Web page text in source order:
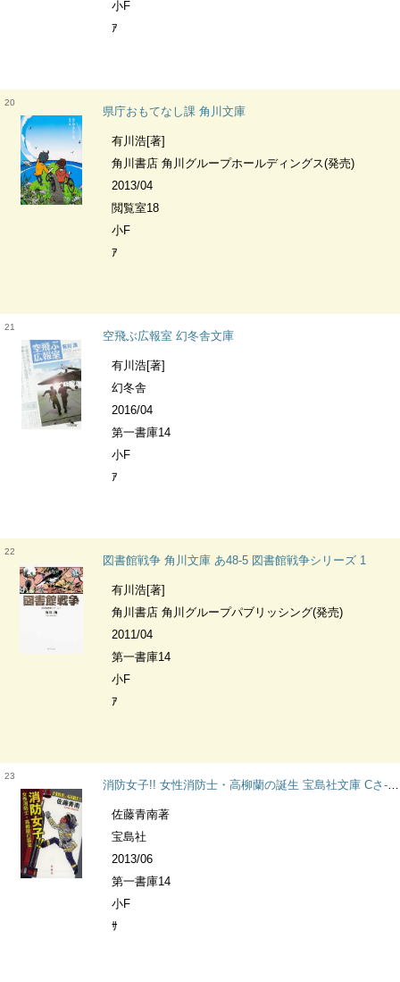
小F
ｱ
20
県庁おもてなし課 角川文庫
有川浩[著]
角川書店 角川グループホールディングス(発売)
2013/04
閲覧室18
小F
ｱ
21
空飛ぶ広報室 幻冬舎文庫
有川浩[著]
幻冬舎
2016/04
第一書庫14
小F
ｱ
22
図書館戦争 角川文庫 あ48-5 図書館戦争シリーズ 1
有川浩[著]
角川書店 角川グループパブリッシング(発売)
2011/04
第一書庫14
小F
ｱ
23
消防女子!! 女性消防士・高柳蘭の誕生 宝島社文庫 Cさ-5-3 [『このミス』大賞シリーズ]
佐藤青南著
宝島社
2013/06
第一書庫14
小F
ｻ